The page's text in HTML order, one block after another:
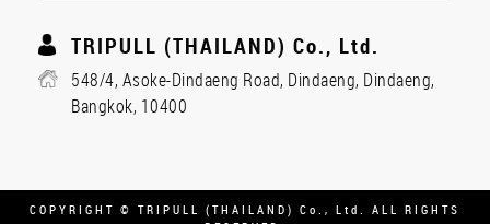
TRIPULL (THAILAND) Co., Ltd.
548/4, Asoke-Dindaeng Road, Dindaeng, Dindaeng,
Bangkok, 10400
COPYRIGHT © TRIPULL (THAILAND) Co., Ltd. ALL RIGHTS